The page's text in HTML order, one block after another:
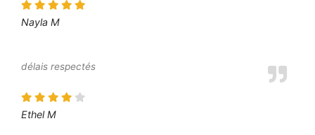
Nayla M
délais respectés
Ethel M